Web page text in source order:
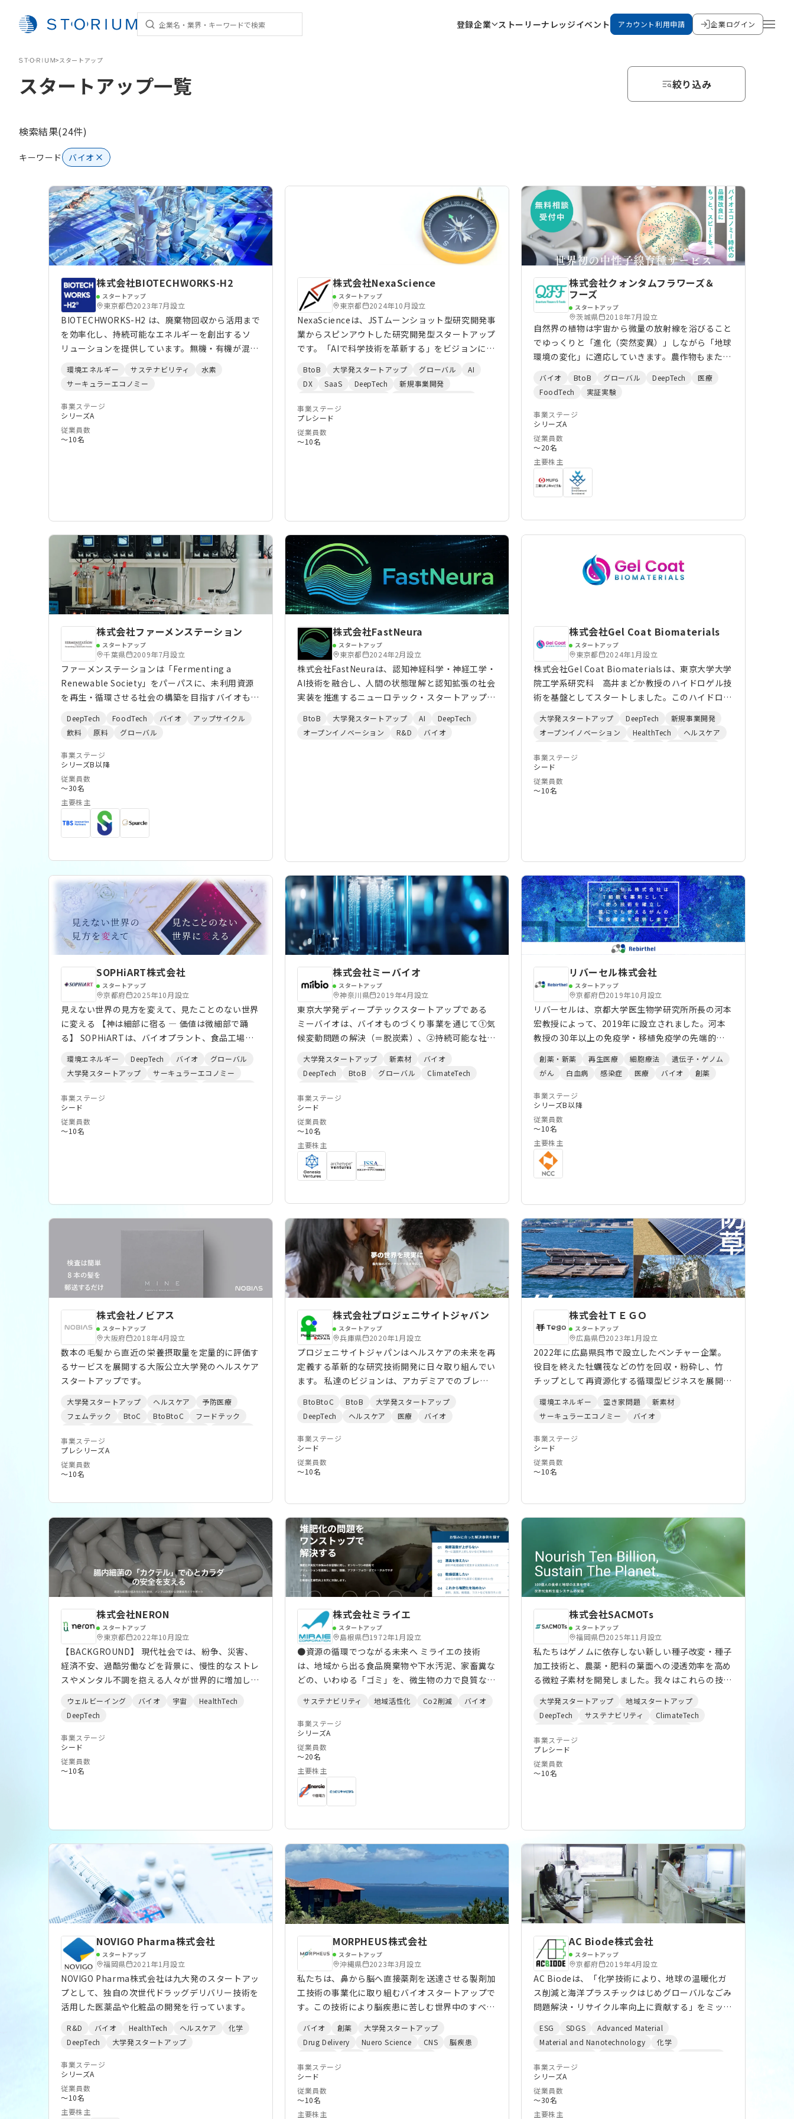
登録企業 ストーリーナレッジイベント アカウント利用申請 企業ログイン
>スタートアップ
スタートアップ一覧 絞り込み
検索結果(24件)
キーワード バイオ
株式会社BIOTECHWORKS-H2
スタートアップ
東京都 2023年7月設立
BIOTECHWORKS-H2 は、廃棄物回収から活用まで
を効率化し、持続可能なエネルギーを創出するソ
リューションを提供しています。無機・有機が混合
とができ、有機廃棄物は水素生成に利用し、無機廃
棄物は再利用可能なスラグとして処理します。これ
により最終的な廃棄物ゼロに挑戦します。さらに、
独自開発のデジタルプラットフォームによって、廃
棄物処理や水素生成プロセスをリアルタイムで可視
ます。
環境エネルギー サステナビリティ
水素
サーキュラーエコノミー
事業ステージ
シリーズA
従業員数
〜10名
株式会社NexaScience
スタートアップ
東京都 2024年10月設立
NexaScienceは、JSTムーンショット型研究開発事
業からスピンアウトした研究開発型スタートアップ
です。「AIで科学技術を革新する」をビジョンに、
創造性を最大限に発揮できる社会の実現を目指して
BtoB 大学発スタートアップ グローバル
AI
DX
SaaS DeepTech
新規事業開発
ロボティクス
新素材
事業ステージ
プレシード
従業員数
〜10名
株式会社クォンタムフラワーズ＆
フーズ
スタートアップ
茨城県 2018年7月設立
自然界の植物は宇宙から微量の放射線を浴びること
でゆっくりと「進化（突然変異）」しながら「地球
環境の変化」に適応していきます。農作物もまた地
化）と品種間の交配によって長い年月をかけて「進
化＝改良」が重ねられてきました。 しかし、近年
の「急速な」気候変動で栽培環境が悪化し、農作物
が高温や病害虫をはじめとした深刻な被害を受けて
います。このことは、収量や品質の低下による経済
的損失だけでなく、農業・酪農資材の高騰や、農家
の減少、特産物の消滅、原材料高騰、物価の上昇、
食の自給率低下、食糧問題など地球規模の様々な課
題に波及しています。気候変動対策として、農作物
しきれない現状があります。これらの課題を解決す
るためQFFは従来の半分以下の期間で新系統を創出
し、飛躍的に効率良く品種改良を行うことができる
バイオ BtoB グローバル DeepTech
医療
FoodTech
実証実験
事業ステージ
シリーズA
従業員数
〜20名
主要株主
株式会社ファーメンステーション
スタートアップ
千葉県 2009年7月設立
ファーメンステーションは「Fermenting a
Renewable Society」をパーパスに、未利用資源
を再生・循環させる社会の構築を目指すバイオもの
ス・微生物データベースと発酵アップサイクル技術
を活用し、フードロス／ウェイストおよびその他未
利用バイオマス由来のバイオ素材を開発・製造して
います。 発酵アップサイクル技術の基盤と、開発す
るアップサイクル原料をもとに、化粧品等の原料製
造・販売を行う「原料事業」、パートナー企業と共
創し食品・飲料工場の製造過程等で出る副産物・食
品残さ等をアップサイクルしたバイオ素材等を開発
する「事業共創」等を展開しています。 岩手県奥
産物を化粧品原料や地域の鶏や牛の飼料として最大
限利用することで、可能な限り廃棄物を少なくする
循環型モデルを構築し、地域循環型社会の形成にも
取り組んでおります。 また、地域社会、環境、カ
スタマー、従業員に対して多面的・包括的な利益を
生む事業活動を実践する企業を認証する国際的な制
度「B Corp 認証」を取得しており、経済産業省か
ら「J-Startup」「J-Startup Impact」に選定さ
れています。
DeepTech FoodTech バイオ
アップサイクル
飲料
原料 グローバル
事業ステージ
シリーズB以降
従業員数
〜30名
主要株主
株式会社FastNeura
スタートアップ
東京都 2024年2月設立
株式会社FastNeuraは、認知神経科学・神経工学・
AI技術を融合し、人間の状態理解と認知拡張の社会
実装を推進するニューロテック・スタートアップで
などのマルチモーダル生体データから、言語化され
にくい認知・感情・身体状態をリアルタイムに推定
BtoB 大学発スタートアップ AI
DeepTech
オープンイノベーション
R&D バイオ
株式会社Gel Coat Biomaterials
スタートアップ
東京都 2024年1月設立
株式会社Gel Coat Biomaterialsは、東京大学大学
院工学系研究科 高井まどか教授のハイドロゲル技
術を基盤としてスタートしました。このハイドロゲ
ことができるアメーバのような特徴があります。こ
のアメーバハイドロゲルが生体物質を内包する状態
では生体物質は安定化しながらも優れた機能を発現
します。 わたしたちは、アメーバハイドロゲルに
よる安定化技術によって、これまで利用できなかっ
た環境、用途、期間において生体物質を利用し、生
て、社会課題の解決に挑戦します。
大学発スタートアップ DeepTech
新規事業開発
オープンイノベーション
HealthTech
ヘルスケア
FoodTech
CleanTech
事業ステージ
シード
従業員数
〜10名
SOPHiART株式会社
スタートアップ
京都府 2025年10月設立
見えない世界の見方を変えて、見たことのない世界
に変える 【神は細部に宿る ― 価値は微細部で踊
る】 SOPHiARTは、バイオプラント、食品工場、
価値の循環を 生み出します。これまで注目されて
こなかった種の微細藻類を活用し、廃水を浄化する
と同時に、その過程で 増殖する藻類をバイオマス
原料として、バイオガス・バイオメタンの生成に活
用します。 エネルギーの未来の創造「エネルギー
自給率の向上」「温室効果ガスの削減」「地産地消
環境エネルギー DeepTech バイオ
グローバル
大学発スタートアップ
サーキュラーエコノミー
地方自治体
事業ステージ
シード
従業員数
〜10名
株式会社ミーバイオ
スタートアップ
神奈川県 2019年4月設立
東京大学発ディープテックスタートアップである
ミーバイオは、バイオものづくり事業を通じて①気
候変動問題の解決（＝脱炭素）、②持続可能な社会
いる。バイオものづくりがターゲットとできる有用
物質（素材、燃料、医薬品、食品）はさまざまある
が、我々は化学品原料（芳香族化合物他）のバイオ
代替にチャレンジする。微生物の代謝経路の制御を
光によってコントロールできるという「光スイッチ
タンパク質」技術は、目的物質の大量生産における
高効率化、低コスト化に対してソリューションとな
る。この独自の光制御型バイオ生産システムを、世
界にプラットフォーム展開していくことを狙う。
大学発スタートアップ 新素材
バイオ
DeepTech
BtoB グローバル
ClimateTech
事業ステージ
シード
従業員数
〜10名
主要株主
リバーセル株式会社
スタートアップ
京都府 2019年10月設立
リバーセルは、京都大学医生物学研究所所長の河本
宏教授によって、2019年に設立されました。河本
教授の30年以上の免疫学・移植免疫学の先端的研
免疫療法では治療困難なアンメットニーズの患者群
に、新しい治療法「他家免疫細胞療法」を提供しま
す。 当社の技術を使うことで、免疫拒絶やGVHDリ
スクを抑制した多能性幹細胞からT細胞を量産し凍
結保存することが可能で、「誰にでも=超汎用性」
「すぐに」「安く」「高品質な」治療用細胞を用い
た新しい治療法を提供することが可能になります。
創薬・新薬 再生医療 細胞療法
遺伝子・ゲノム
がん
白血病 感染症 医療 バイオ 創薬
事業ステージ
シリーズB以降
従業員数
〜10名
主要株主
株式会社ノビアス
スタートアップ
大阪府 2018年4月設立
数本の毛髪から直近の栄養摂取量を定量的に評価す
るサービスを展開する大阪公立大学発のヘルスケア
スタートアップです。
大学発スタートアップ ヘルスケア
予防医療
フェムテック
BtoC BtoBtoC
フードテック
ライフサイエンス
バイオ
事業ステージ
プレシリーズA
従業員数
〜10名
株式会社プロジェニサイトジャパン
スタートアップ
兵庫県 2020年1月設立
プロジェニサイトジャパンはヘルスケアの未来を再
定義する革新的な研究技術開発に日々取り組んでい
ます。 私達のビジョンは、アカデミアでのブレー
大胆なイノベーション、アカデミアとの連携、そし
て患者さんに焦点を当てたデザインを通じて、個人
をエンパワーメントし、世界の医療システムをサ
ポートし、バイオメディカル技術における次のフロ
ンティアを牽引することを目指しています。
BtoBtoC BtoB
大学発スタートアップ
DeepTech
ヘルスケア 医療 バイオ
事業ステージ
シード
従業員数
〜10名
株式会社ＴＥＧＯ
スタートアップ
広島県 2023年1月設立
2022年に広島県呉市で設立したベンチャー企業。
役目を終えた牡蠣筏などの竹を回収・粉砕し、竹
チップとして再資源化する循環型ビジネスを展開し
など多用途に活用され、地域課題である放置竹林の
解消と脱炭素社会の実現に貢献。環境保全と地域活
性を両立させる、持続可能な社会づくりの先駆者を
目指しています。
環境エネルギー 空き家問題
新素材
サーキュラーエコノミー
バイオ
事業ステージ
シード
従業員数
〜10名
株式会社NERON
スタートアップ
東京都 2022年10月設立
【BACKGROUND】 現代社会では、紛争、災害、
経済不安、過酷労働などを背景に、慢性的なストレ
スやメンタル不調を抱える人々が世界的に増加して
えるソリューションは依然として限定的です。
NERONは「脳腸相関」に着目し、腸内細菌を活用
した新たなウェルビーイング基盤の構築を目指して
います。 【NERON’S SOLUTION】 NERONは、独
自の腸内細菌カクテル技術を開発しています。 100
第一フェーズでは、ストレス軽減やメンタルウェル
ビーイング領域にフォーカス。 将来的には、未
病、Longevity、免疫、代謝、内分泌系などへの展
開を目指しています。 【TECHNOLOGY
ADVANTAGE】 ・100億通り超の菌株組合せ探索技
術 ・オミクス解析 × AI予測による最適配合設計 ・
高いセロトニン分泌誘導能 ・市販品比1.5倍以上の
機能性を確認 ・生菌安定化および経口デリバリー
技術 【TARGET DOMAIN】 短中期では、高ストレ
ス環境下にある専門職や支援領域を対象に展開。
将来的には、一般生活者向けの未病・健康寿命領域
へ拡大していきます。 【SOCIAL IMPACT】
身のウェルビーイング”を支える新たなインフラ構
築を目指しています。 メンタル不調リスク低減、
QOL向上、医療・福祉コスト削減に貢献し、持続可
能な社会の実現に挑戦します。 【ROADMAP】 ・
ヒト試験および機能性評価 ・グローバル研究/事業
ウェルビーイング バイオ 宇宙
HealthTech
DeepTech
事業ステージ
シード
従業員数
〜10名
株式会社ミライエ
スタートアップ
島根県 1972年1月設立
●資源の循環でつながる未来へ ミライエの技術
は、地域から出る食品廃棄物や下水汚泥、家畜糞な
どの、いわゆる「ゴミ」を、微生物の力で良質な堆
育むものです。ゴミを減らすことでCO2を削減し、
環境負荷を抑制するとともに、資源として再生する
ことで、循環型社会を促進します。持続可能な社会
に向けて、今後も技術開発に励み、より良い地球環
境を次世代へとつなげていきます。 ●ミライエの
３つの強み 01 コンサルティング・エンジニアが
個別に技術提案 発酵温度や臭気、処理量、コス
トなど、お客様の悩みはそれぞれ異なります。ミラ
き、お客様の課題を個別に検証。課題によっては
チームを組んで原因を究明し、解決します。また、
ミライエの堆肥化設備は他社製品との組み合わせも
可能です。お客様の既存設備も活かしながら、ミラ
イエの独自技術と組み合わせた課題解決のプランを
ご提案し、導入後も長期的な運用をフォローしま
す。 02質の高い堆肥生産を追求 せっかく生産し
た堆肥も、質が良くなければ買い手がつきません。
質の良い堆肥をつくる上でカギを握るのが、発酵に
適した高い温度です。当社では、面倒な切り替えし
不要で、高圧通気による堆積型堆肥化装置（イー
ジージェット）を開発。堆肥にまんべんなく酸素が
した高温発酵を実現します。この他、お客様の課題
に合わせて当社の技術を投入し、質の高い堆肥生産
を可能にするとともに、省力化やコスト削減、生産
性向上などに貢献します 03産学官で連携し新発想
の堆肥化技術を開発 ミライエでは、地元の島根
大学や畜産技術センターなど、産学官で連携して、
サステナビリティ 地域活性化 Co2削減 バイオ
事業ステージ
シリーズA
従業員数
〜20名
主要株主
株式会社SACMOTs
スタートアップ
福岡県 2025年11月設立
私たちはゲノムに依存しない新しい種子改変・種子
加工技術と、農薬・肥料の葉面への浸透効率を高め
る微粒子素材を開発しました。我々はこれらの技術
産システムとは一線を画するる新しい農業生産シス
テム「緑の革命2.0」を実現します。
大学発スタートアップ
地域スタートアップ
DeepTech
サステナビリティ
ClimateTech
第一次産業
事業ステージ
プレシード
従業員数
〜10名
NOVIGO Pharma株式会社
スタートアップ
福岡県 2021年1月設立
NOVIGO Pharma株式会社は九大発のスタートアッ
プとして、独自の次世代ドラッグデリバリー技術を
活用した医薬品や化粧品の開発を行っています。
R&D バイオ HealthTech ヘルスケア
化学
DeepTech
大学発スタートアップ
事業ステージ
シリーズA
従業員数
〜10名
主要株主
MORPHEUS株式会社
スタートアップ
沖縄県 2023年3月設立
私たちは、鼻から脳へ直接薬剤を送達させる製剤加
工技術の事業化に取り組むバイオスタートアップで
す。この技術により脳疾患に苦しむ世界中のすべて
薬剤投与を受けられる未来を作っていきたいと思っ
ています。
バイオ 創薬
大学発スタートアップ
Drug Delivery
Nuero Science CNS
脳疾患
事業ステージ
シード
従業員数
〜10名
主要株主
AC Biode株式会社
スタートアップ
京都府 2019年4月設立
AC Biodeは、「化学技術により、地球の温暖化ガ
ス削減と海洋プラスチックはじめグローバルなごみ
問題解決・リサイクル率向上に貢献する」をミッ
を分解する触媒等の開発(Plastalyst: プラスタリス
ト)、各種吸着剤開発展開等を行っております。ル
クセンブルクに法人、英国ケンブリッジ市に事務所
があり、欧州と日本等で事業展開を行っています。
ESG SDGS
Advanced Material
Material and Nanotechnology
化学
環境問題
地球温暖化対策
創薬
事業ステージ
シリーズA
従業員数
〜30名
主要株主